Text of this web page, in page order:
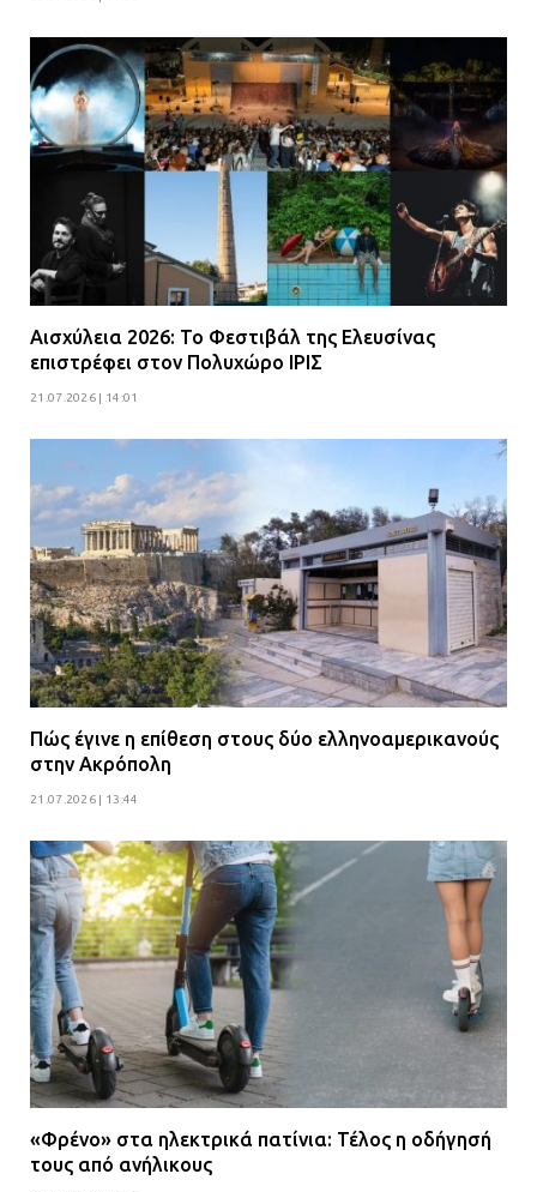
Αισχύλεια 2026: Το Φεστιβάλ της Ελευσίνας
επιστρέφει στον Πολυχώρο ΙΡΙΣ
21.07.2026 | 14:01
Πώς έγινε η επίθεση στους δύο ελληνοαμερικανούς
στην Ακρόπολη
21.07.2026 | 13:44
«Φρένο» στα ηλεκτρικά πατίνια: Τέλος η οδήγησή
τους από ανήλικους